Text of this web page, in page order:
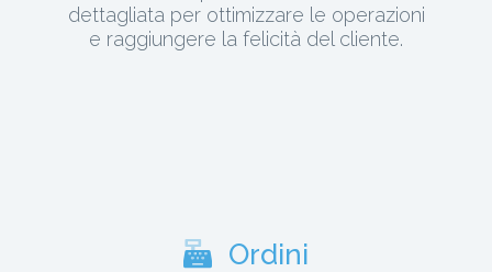
dettagliata per ottimizzare le operazioni
e raggiungere la felicità del cliente.
Ordini